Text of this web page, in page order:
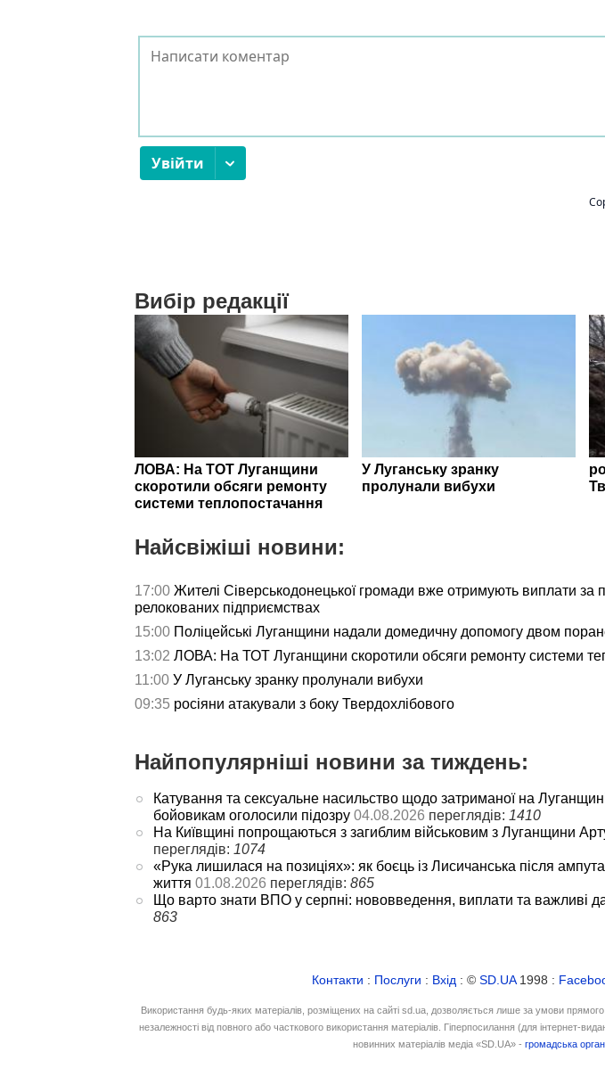
Вибір редакції
ЛОВА: На ТОТ Луганщини
скоротили обсяги ремонту
системи теплопостачання
У Луганську зранку
пролунали вибухи
Найсвіжіші новини:
17:00 Жителі Сіверськодонецької громади вже отримують виплати за
релокованих підприємствах
15:00 Поліцейські Луганщини надали домедичну допомогу двом
13:02 ЛОВА: На ТОТ Луганщини скоротили обсяги ремонту системи
11:00 У Луганську зранку пролунали вибухи
09:35 росіяни атакували з боку Твердохлібового
Найпопулярніші новини за тиждень:
Катування та сексуальне насильство щодо затриманої на
бойовикам оголосили підозру 04.08.2026 переглядів: 1410
На Київщині попрощаються з загиблим військовим з Луганщини
переглядів: 1074
«Рука лишилася на позиціях»: як боєць із Лисичанська після
життя 01.08.2026 переглядів: 865
Що варто знати ВПО у серпні: нововведення, виплати та важливі
863
Контакти : Послуги : Вхід : © SD.UA1998 :
Використання будь-яких матеріалів, розміщених на сайті sd.ua, дозволяється лише за умови
незалежності від повного або часткового використання матеріалів. Гіперпосилання (для інтернет-
новинних матеріалів медіа «SD.UA» - громадська